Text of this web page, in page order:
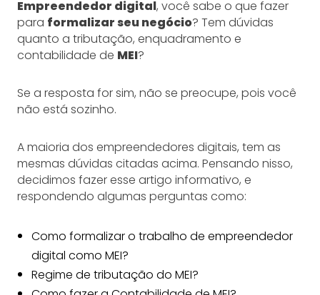
Empreendedor digital, você sabe o que fazer
para formalizar seu negócio? Tem dúvidas
quanto a tributação, enquadramento e
contabilidade de MEI?
Se a resposta for sim, não se preocupe, pois você
não está sozinho.
A maioria dos empreendedores digitais, tem as
mesmas dúvidas citadas acima. Pensando nisso,
decidimos fazer esse artigo informativo, e
respondendo algumas perguntas como:
Como formalizar o trabalho de empreendedor
digital como MEI?
Regime de tributação do MEI?